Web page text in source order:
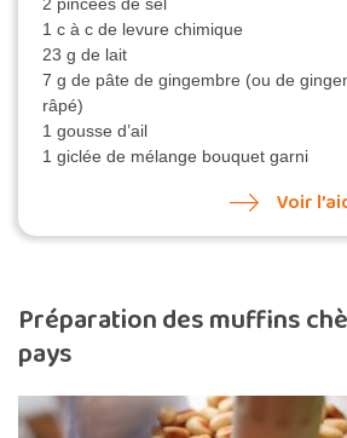
2 pincées de sel
1 c à c de levure chimique
23 g de lait
7 g de pâte de gingembre (ou de
râpé)
1 gousse d’ail
1 giclée de mélange bouquet garni
Voir
Préparation des muffins
pays